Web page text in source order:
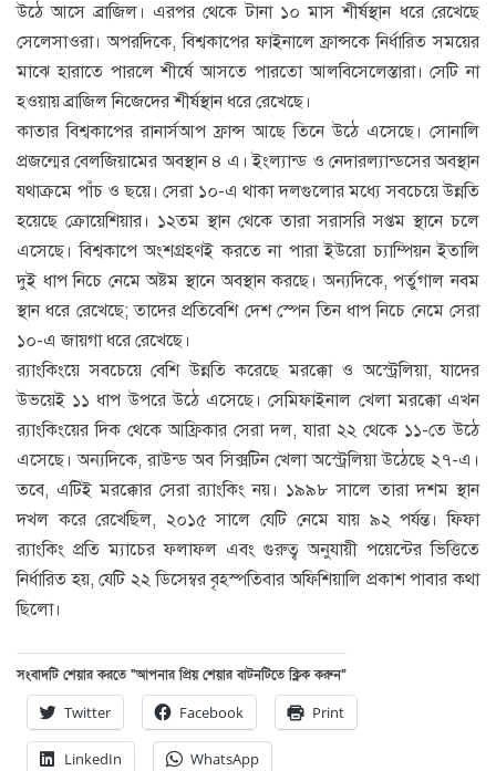
উঠে আসে ব্রাজিল। এরপর থেকে টানা ১০ মাস শীর্ষস্থান ধরে রেখেছে
সেলেসাওরা। অপরদিকে, বিশ্বকাপের ফাইনালে ফ্রান্সকে নির্ধারিত সময়ের
মাঝে হারাতে পারলে শীর্ষে আসতে পারতো আলবিসেলেস্তারা। সেটি না
হওয়ায় ব্রাজিল নিজেদের শীর্ষস্থান ধরে রেখেছে।
কাতার বিশ্বকাপের রানার্সআপ ফ্রান্স আছে তিনে উঠে এসেছে। সোনালি
প্রজন্মের বেলজিয়ামের অবস্থান ৪ এ। ইংল্যান্ড ও নেদারল্যান্ডসের অবস্থান
যথাক্রমে পাঁচ ও ছয়ে। সেরা ১০-এ থাকা দলগুলোর মধ্যে সবচেয়ে উন্নতি
হয়েছে ক্রোয়েশিয়ার। ১২তম স্থান থেকে তারা সরাসরি সপ্তম স্থানে চলে
এসেছে। বিশ্বকাপে অংশগ্রহণই করতে না পারা ইউরো চ্যাম্পিয়ন ইতালি
দুই ধাপ নিচে নেমে অষ্টম স্থানে অবস্থান করছে। অন্যদিকে, পর্তুগাল নবম
স্থান ধরে রেখেছে; তাদের প্রতিবেশি দেশ স্পেন তিন ধাপ নিচে নেমে সেরা
১০-এ জায়গা ধরে রেখেছে।
র‌্যাংকিংয়ে সবচেয়ে বেশি উন্নতি করেছে মরক্কো ও অস্ট্রেলিয়া, যাদের
উভয়েই ১১ ধাপ উপরে উঠে এসেছে। সেমিফাইনাল খেলা মরক্কো এখন
র‌্যাংকিংয়ের দিক থেকে আফ্রিকার সেরা দল, যারা ২২ থেকে ১১-তে উঠে
এসেছে। অন্যদিকে, রাউন্ড অব সিক্সটিন খেলা অস্ট্রেলিয়া উঠেছে ২৭-এ।
তবে, এটিই মরক্কোর সেরা র‌্যাংকিং নয়। ১৯৯৮ সালে তারা দশম স্থান
দখল করে রেখেছিল, ২০১৫ সালে যেটি নেমে যায় ৯২ পর্যন্ত। ফিফা
র‌্যাংকিং প্রতি ম্যাচের ফলাফল এবং গুরুত্ব অনুযায়ী পয়েন্টের ভিত্তিতে
নির্ধারিত হয়, যেটি ২২ ডিসেম্বর বৃহস্পতিবার অফিশিয়ালি প্রকাশ পাবার কথা
ছিলো।
সংবাদটি শেয়ার করতে “আপনার প্রিয় শেয়ার বাটনটিতে ক্লিক করুন”
Twitter Facebook Print
LinkedIn WhatsApp